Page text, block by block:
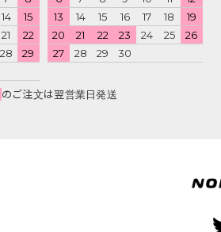
14
15
21
22
28
29
13
14 15 16 17 18
19
20
21 22 23 24 25
26
27
28 29 30
のご注文は翌営業日発送